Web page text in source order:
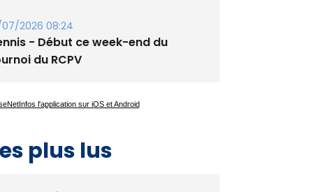
le 14 août
07/2026 08:24